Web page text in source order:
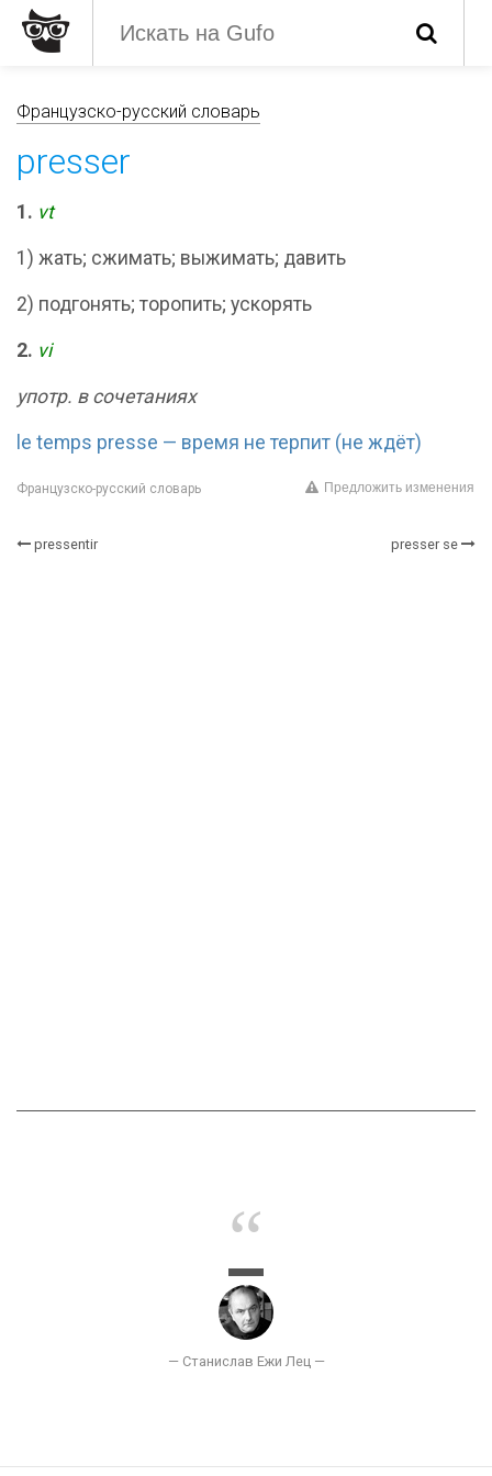
Французско-русский словарь
presser
1. vt
1) жать; сжимать; выжимать; давить
2) подгонять; торопить; ускорять
2. vi
употр. в сочетаниях
le temps presse — время не терпит (не ждёт)
Французско-русский словарь Предложить изменения
pressentir presser se